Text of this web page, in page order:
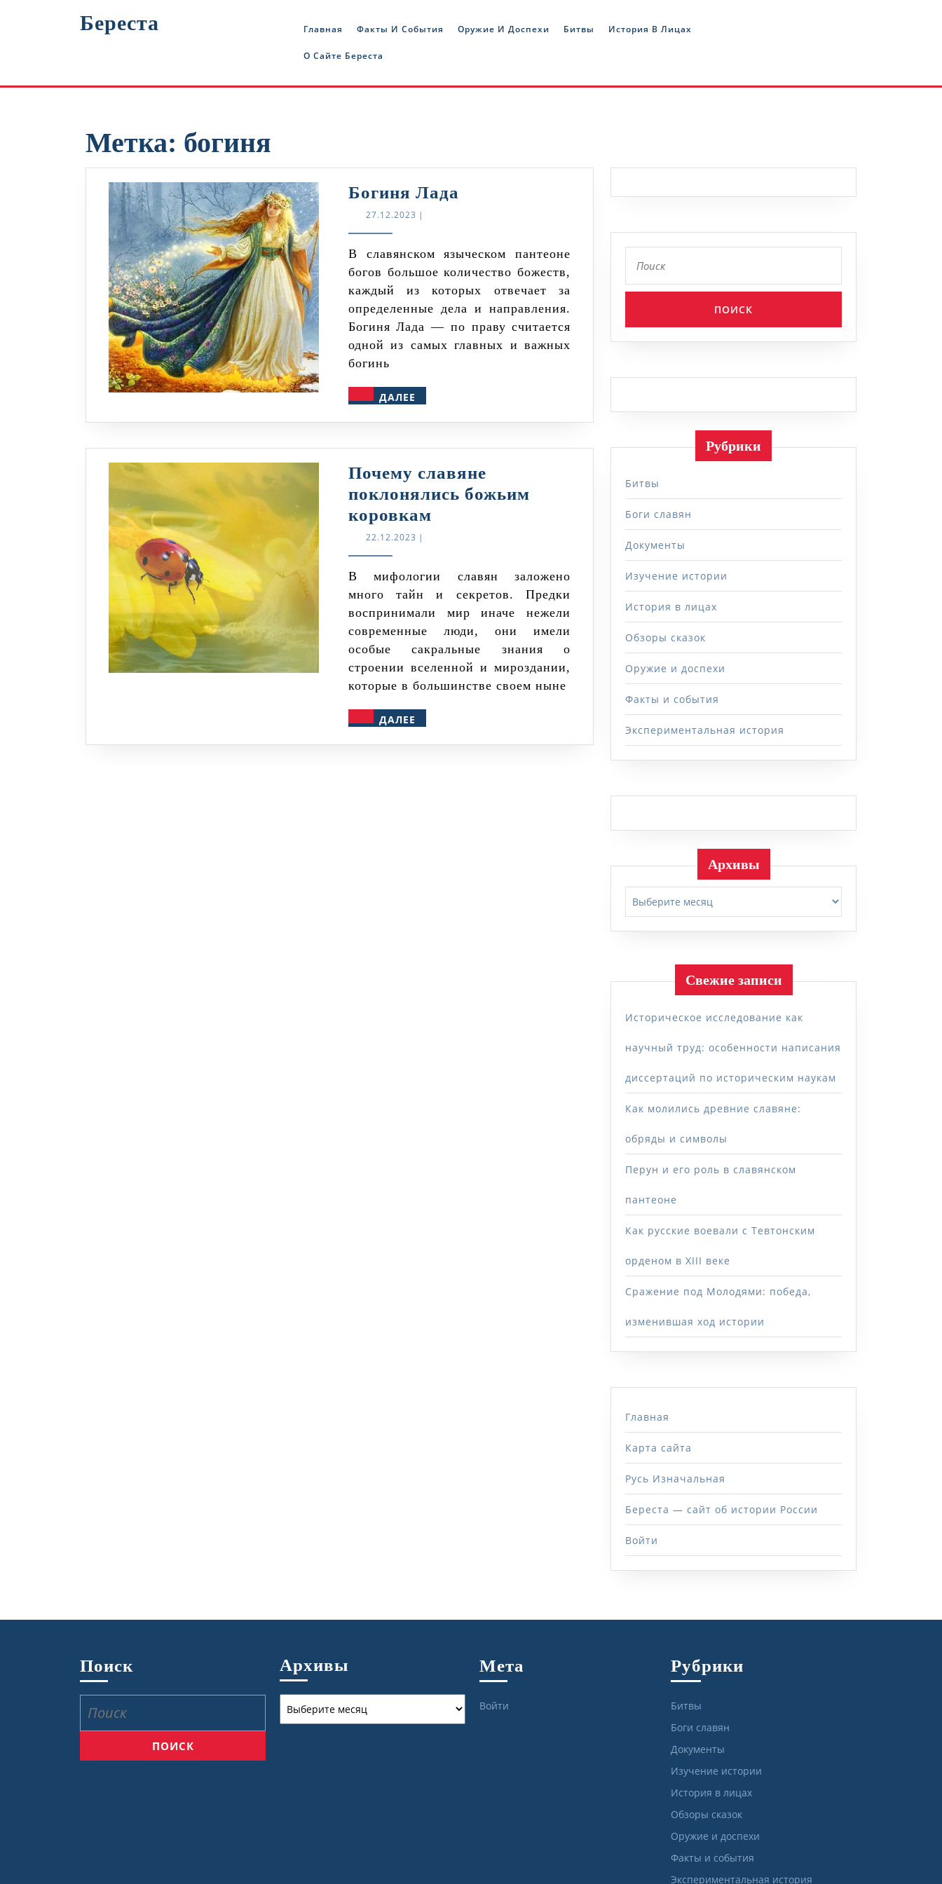
Береста Главная Факты И События Оружие И Доспехи Битвы История В Лицах
О Сайте Береста
Метка: богиня
Богиня Лада
27.12.2023 27.12.2023
|
В славянском языческом пантеоне
богов большое количество божеств,
каждый из которых отвечает за
определенные дела и направления.
Богиня Лада — по праву считается
одной из самых главных и важных
богинь
ДАЛЕЕ
Почему славяне
поклонялись божьим
коровкамПочему
божьим
коровкам
22.12.2023 22.12.2023
|
В мифологии славян заложено
много тайн и секретов. Предки
воспринимали мир иначе нежели
современные люди, они имели
особые сакральные знания о
строении вселенной и мироздании,
которые в большинстве своем ныне
ДАЛЕЕ
Рубрики
Битвы
Боги славян
Документы
Изучение истории
История в лицах
Обзоры сказок
Оружие и доспехи
Факты и события
Экспериментальная история
Архивы
Свежие записи
Историческое исследование как
научный труд: особенности написания
диссертаций по историческим наукам
Как молились древние славяне:
обряды и символы
Перун и его роль в славянском
пантеоне
Как русские воевали с Тевтонским
орденом в XIII веке
Сражение под Молодями: победа,
изменившая ход истории
Главная
Карта сайта
Русь Изначальная
Береста — сайт об истории России
Войти
Поиск Архивы Мета
Войти
Рубрики
Битвы
Боги славян
Документы
Изучение истории
История в лицах
Обзоры сказок
Оружие и доспехи
Факты и события
Экспериментальная история